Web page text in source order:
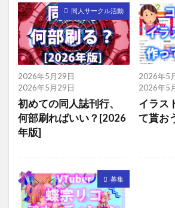
同人サークル活動
2026年5月29日
2026年5月29日
初めての同人誌刊行、
何部刷ればいい？[2026
年版]
2026年5
2026年5
イラス
て貰お
募集